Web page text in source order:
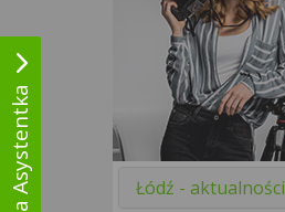
Łódź - aktualności